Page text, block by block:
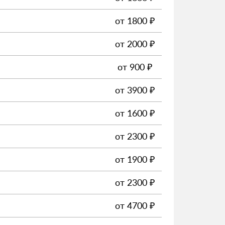
от 1800 ₽
от 2000 ₽
от 900 ₽
от 3900 ₽
от 1600 ₽
от 2300 ₽
от 1900 ₽
от 2300 ₽
от 4700 ₽